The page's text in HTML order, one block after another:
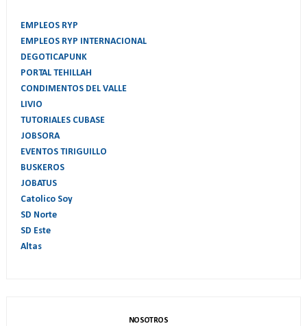
EMPLEOS RYP
EMPLEOS RYP INTERNACIONAL
DEGOTICAPUNK
PORTAL TEHILLAH
CONDIMENTOS DEL VALLE
LIVIO
TUTORIALES CUBASE
JOBSORA
EVENTOS TIRIGUILLO
BUSKEROS
JOBATUS
Catolico Soy
SD Norte
SD Este
Altas
NOSOTROS